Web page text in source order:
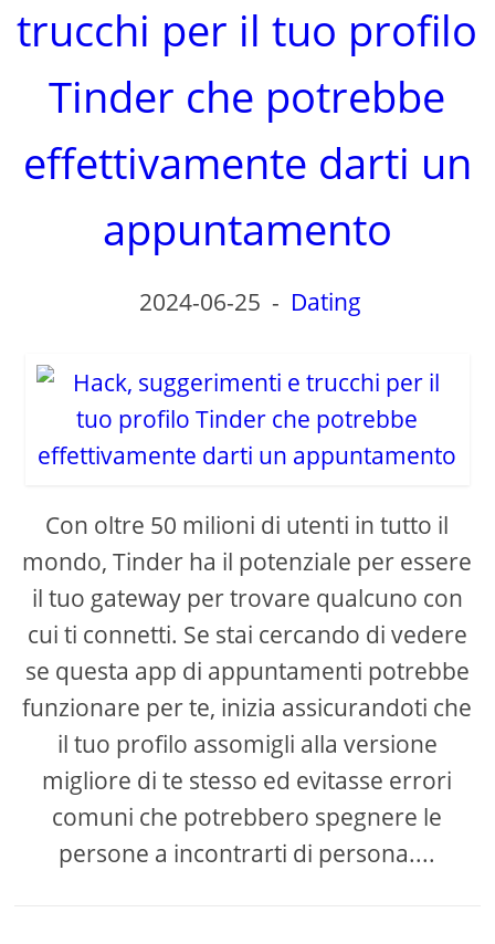
trucchi per il tuo profilo
Tinder che potrebbe
effettivamente darti un
appuntamento
2024-06-25 - Dating
Con oltre 50 milioni di utenti in tutto il
mondo, Tinder ha il potenziale per essere
il tuo gateway per trovare qualcuno con
cui ti connetti. Se stai cercando di vedere
se questa app di appuntamenti potrebbe
funzionare per te, inizia assicurandoti che
il tuo profilo assomigli alla versione
migliore di te stesso ed evitasse errori
comuni che potrebbero spegnere le
persone a incontrarti di persona....